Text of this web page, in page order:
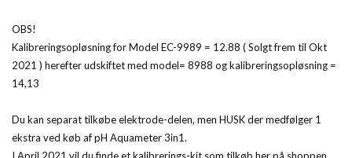
OBS!
Kalibreringsopløsning for Model EC-9989 = 12.88 ( Solgt frem til Okt
2021 ) herefter udskiftet med model= 8988 og kalibreringsopløsning =
14,13
Du kan separat tilkøbe elektrode-delen, men HUSK der medfølger 1
ekstra ved køb af pH Aquameter 3in1.
I April 2021 vil du finde et kalibrerings-kit som tilkøb her på shoppen